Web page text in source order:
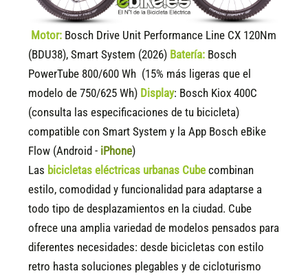
Motor: Bosch Drive Unit Performance Line CX 120Nm
(BDU38), Smart System (2026) Batería: Bosch
PowerTube 800/600 Wh (15% más ligeras que el
modelo de 750/625 Wh) Display: Bosch Kiox 400C
(consulta las especificaciones de tu bicicleta)
compatible con Smart System y la App Bosch eBike
Flow (Android - iPhone)
Las bicicletas eléctricas urbanas Cube combinan
estilo, comodidad y funcionalidad para adaptarse a
todo tipo de desplazamientos en la ciudad. Cube
ofrece una amplia variedad de modelos pensados para
diferentes necesidades: desde bicicletas con estilo
retro hasta soluciones plegables y de cicloturismo